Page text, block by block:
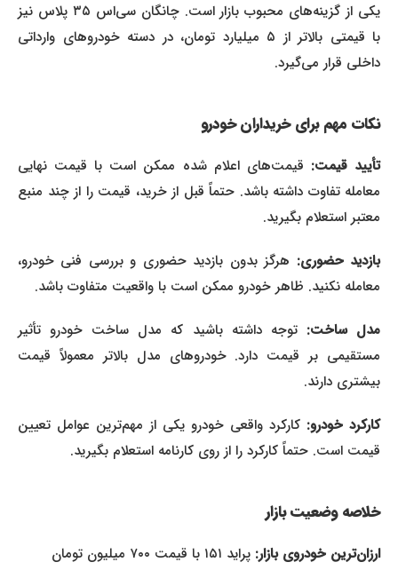
یکی از گزینه‌های محبوب بازار است. چانگان سی‌اس ۳۵ پلاس نیز
با قیمتی بالاتر از ۵ میلیارد تومان، در دسته خودروهای وارداتی
داخلی قرار می‌گیرد.
نکات مهم برای خریداران خودرو
تأیید قیمت:قیمت‌های اعلام شده ممکن است با قیمت نهایی
معامله تفاوت داشته باشد. حتماً قبل از خرید، قیمت را از چند منبع
معتبر استعلام بگیرید.
بازدید حضوری:هرگز بدون بازدید حضوری و بررسی فنی خودرو،
معامله نکنید. ظاهر خودرو ممکن است با واقعیت متفاوت باشد.
مدل ساخت:توجه داشته باشید که مدل ساخت خودرو تأثیر
مستقیمی بر قیمت دارد. خودروهای مدل بالاتر معمولاً قیمت
بیشتری دارند.
کارکرد خودرو:کارکرد واقعی خودرو یکی از مهم‌ترین عوامل تعیین
قیمت است. حتماً کارکرد را از روی کارنامه استعلام بگیرید.
خلاصه وضعیت بازار
ارزان‌ترین خودروی بازار:پراید ۱۵۱ با قیمت ۷۰۰ میلیون تومان